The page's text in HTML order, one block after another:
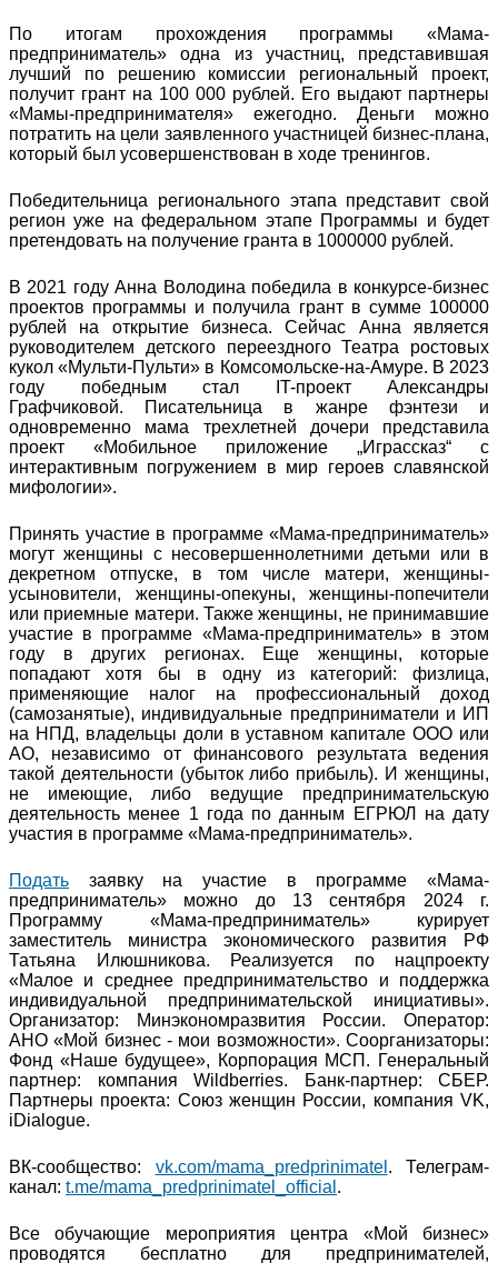
По итогам прохождения программы «Мама-
предприниматель» одна из участниц, представившая
лучший по решению комиссии региональный проект,
получит грант на 100 000 рублей. Его выдают партнеры
«Мамы-предпринимателя» ежегодно. Деньги можно
потратить на цели заявленного участницей бизнес-плана,
который был усовершенствован в ходе тренингов.
Победительница регионального этапа представит свой
регион уже на федеральном этапе Программы и будет
претендовать на получение гранта в 1000000 рублей.
В 2021 году Анна Володина победила в конкурсе-бизнес
проектов программы и получила грант в сумме 100000
рублей на открытие бизнеса. Сейчас Анна является
руководителем детского переездного Театра ростовых
кукол «Мульти-Пульти» в Комсомольске-на-Амуре. В 2023
году победным стал IT-проект Александры
Графчиковой. Писательница в жанре фэнтези и
одновременно мама трехлетней дочери представила
проект «Мобильное приложение „Играссказ“ с
интерактивным погружением в мир героев славянской
мифологии».
Принять участие в программе «Мама-предприниматель»
могут женщины с несовершеннолетними детьми или в
декретном отпуске, в том числе матери, женщины-
усыновители, женщины-опекуны, женщины-попечители
или приемные матери. Также женщины, не принимавшие
участие в программе «Мама-предприниматель» в этом
году в других регионах. Еще женщины, которые
попадают хотя бы в одну из категорий: физлица,
применяющие налог на профессиональный доход
(самозанятые), индивидуальные предприниматели и ИП
на НПД, владельцы доли в уставном капитале ООО или
АО, независимо от финансового результата ведения
такой деятельности (убыток либо прибыль). И женщины,
не имеющие, либо ведущие предпринимательскую
деятельность менее 1 года по данным ЕГРЮЛ на дату
участия в программе «Мама-предприниматель».
Подать заявку на участие в программе «Мама-
предприниматель» можно до 13 сентября 2024 г.
Программу «Мама-предприниматель» курирует
заместитель министра экономического развития РФ
Татьяна Илюшникова. Реализуется по нацпроекту
«Малое и среднее предпринимательство и поддержка
индивидуальной предпринимательской инициативы».
Организатор: Минэкономразвития России. Оператор:
АНО «Мой бизнес - мои возможности». Соорганизаторы:
Фонд «Наше будущее», Корпорация МСП. Генеральный
партнер: компания Wildberries. Банк-партнер: СБЕР.
Партнеры проекта: Союз женщин России, компания VK,
iDialogue.
ВК-сообщество: vk.com/mama_predprinimatel . Телеграм-
канал: t.me/mama_predprinimatel_official .
Все обучающие мероприятия центра «Мой бизнес»
проводятся бесплатно для предпринимателей,